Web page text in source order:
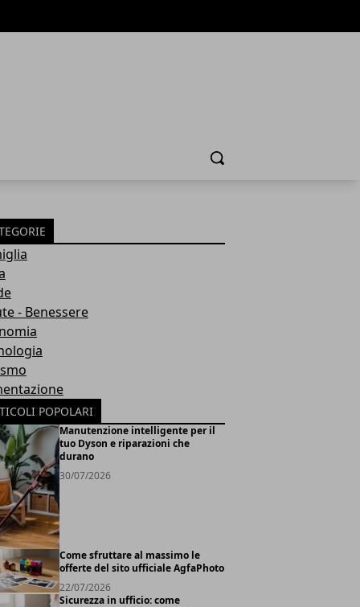
Cerca
- Benessere
POPOLARI
Manutenzione intelligente per il
tuo Dyson e riparazioni che
durano
30/07/2026
Come sfruttare al massimo le
offerte del sito ufficiale AgfaPhoto
22/07/2026
Sicurezza in ufficio: come